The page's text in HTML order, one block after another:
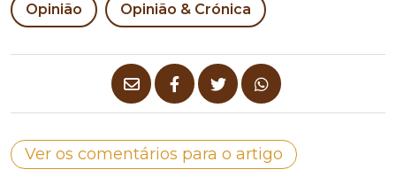
Opinião Opinião & Crónica
Ver os comentários para o artigo